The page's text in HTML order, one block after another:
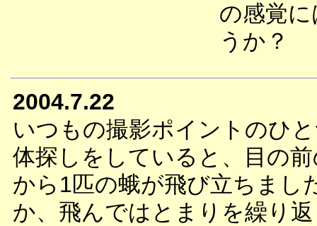
の感覚
うか？
2004.7.22
いつもの撮影ポイントのひ
体探しをしていると、目の
から1匹の蛾が飛び立ちまし
か、飛んではとまりを繰り